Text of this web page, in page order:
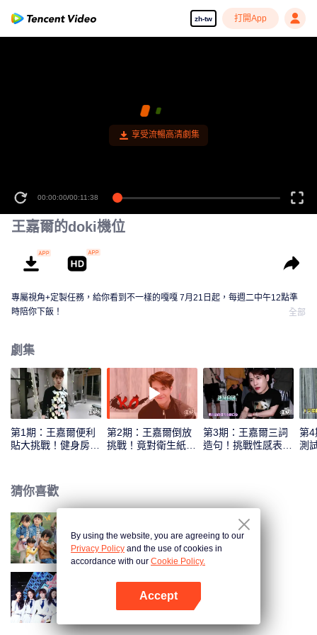
zh-tw 打開App
享受流暢高清劇集
00:00:00/00:11:38
王嘉爾的doki機位
專屬視角+定製任務，給你看到不一樣的嘎嘎 7月21日起，每週二中午12點準
時陪你下飯！
全部
劇集
第1期：王嘉爾便利
貼大挑戰！健身房魔
第2期：王嘉爾倒放
挑戰！竟對衛生紙深
第3期：王嘉爾三詞
造句！挑戰性感表情
第4
測
猜你喜歡
我們長大了
創造營2020
By using the website, you are agreeing to our
Privacy Policy and the use of cookies in
accordance with our Cookie Policy.
Accept